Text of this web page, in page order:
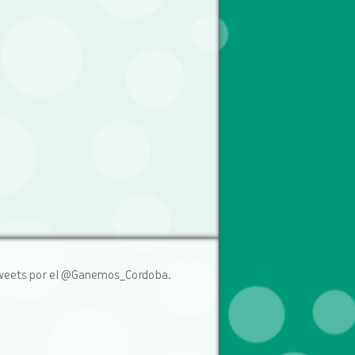
por el @Ganemos_Cordoba.